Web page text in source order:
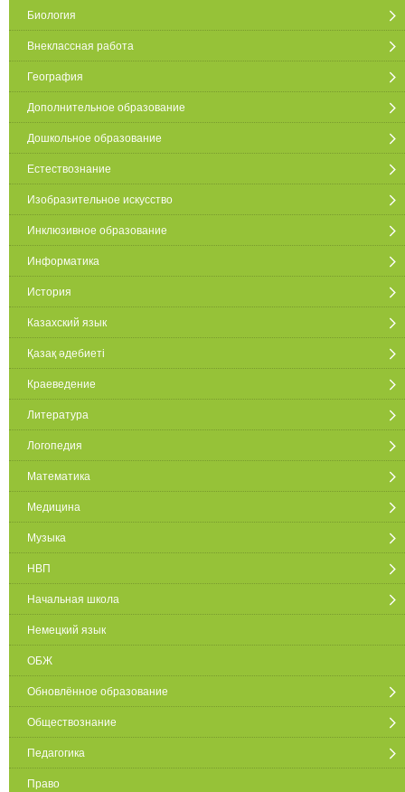
Биология
Внеклассная работа
География
Дополнительное образование
Дошкольное образование
Естествознание
Изобразительное искусство
Инклюзивное образование
Информатика
История
Казахский язык
Қазақ әдебиеті
Краеведение
Литература
Логопедия
Математика
Медицина
Музыка
НВП
Начальная школа
Немецкий язык
ОБЖ
Обновлённое образование
Обществознание
Педагогика
Право